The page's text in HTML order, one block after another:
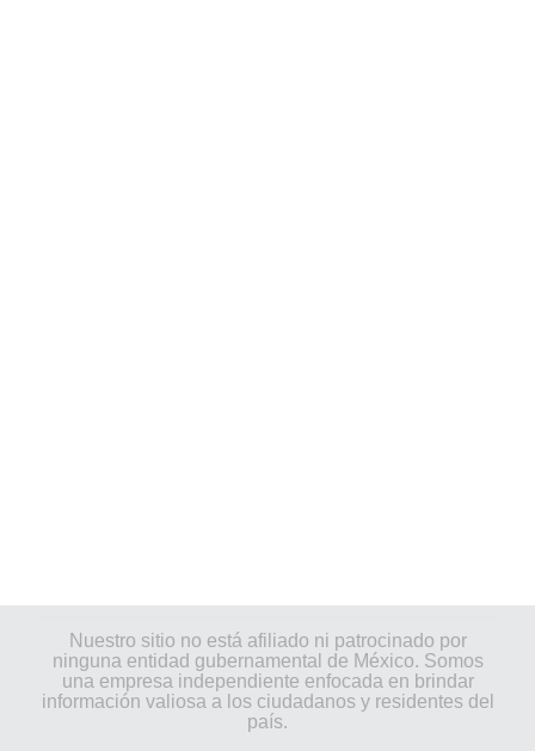
Nuestro sitio no está afiliado ni patrocinado por
ninguna entidad gubernamental de México. Somos
una empresa independiente enfocada en brindar
información valiosa a los ciudadanos y residentes del
país.